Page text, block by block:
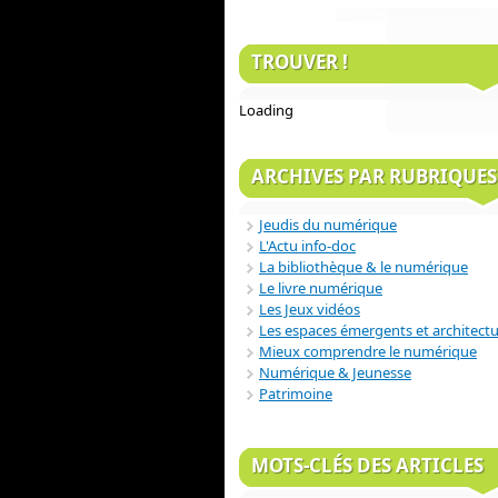
TROUVER !
Loading
ARCHIVES PAR RUBRIQUES
Jeudis du numérique
L'Actu info-doc
La bibliothèque & le numérique
Le livre numérique
Les Jeux vidéos
Les espaces émergents et
Mieux comprendre le numérique
Numérique & Jeunesse
Patrimoine
MOTS-CLÉS DES ARTICLES